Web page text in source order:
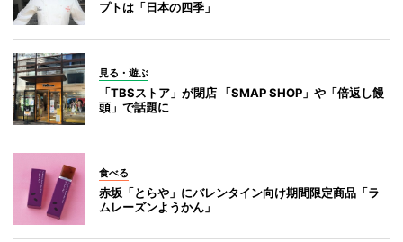
プトは「日本の四季」
見る・遊ぶ
「TBSストア」が閉店 「SMAP SHOP」や「倍返し饅
頭」で話題に
食べる
赤坂「とらや」にバレンタイン向け期間限定商品「ラ
ムレーズンようかん」